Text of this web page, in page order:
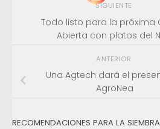
SIGUIENTE
Todo listo para la próxima
Abierta con platos del
ANTERIOR
Una Agtech dará el
AgroNea
RECOMENDACIONES PARA LA